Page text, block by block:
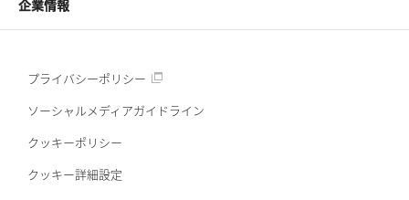
企業情報
プライバシーポリシー
ソーシャルメディアガイドライン
クッキーポリシー
クッキー詳細設定